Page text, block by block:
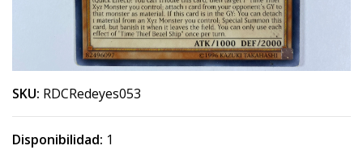
SKU: RDCRedeyes053
Disponibilidad: 1